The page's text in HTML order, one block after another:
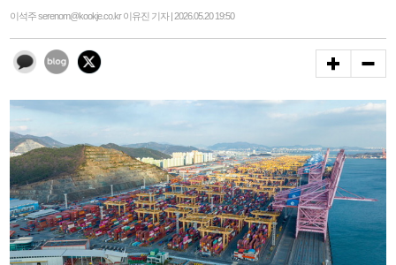
이석주 serenom@kookje.co.kr 이유진 기자 | 2026.05.20 19:50